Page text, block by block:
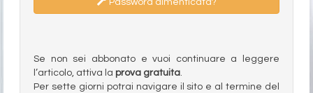
Password dimenticata?
Se non sei abbonato e vuoi continuare a leggere
l’articolo, attiva la prova gratuita.
Per sette giorni potrai navigare il sito e al termine del